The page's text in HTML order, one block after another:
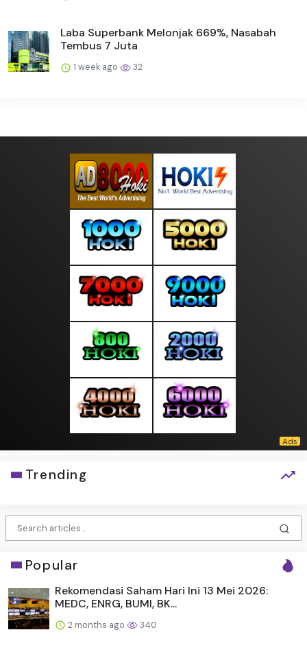
Laba Superbank Melonjak 669%, Nasabah
Tembus 7 Juta
1 week ago 32
Trending
Popular
Rekomendasi Saham Hari Ini 13 Mei 2026:
MEDC, ENRG, BUMI, BK...
2 months ago 340